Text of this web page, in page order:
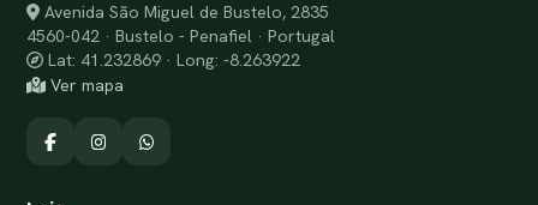
Avenida São Miguel de Bustelo, 2835
4560-042 · Bustelo - Penafiel · Portugal
Lat: 41.232869 · Long: -8.263922
Ver mapa